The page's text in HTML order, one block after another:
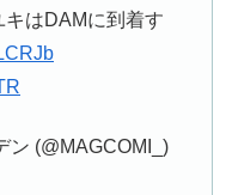
はDAMに到着す
(@MAGCOMI_)